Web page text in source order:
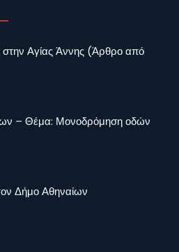
στην Αγίας Άννης (Άρθρο από
– Θέμα: Μονοδρόμηση οδών
Δήμο Αθηναίων